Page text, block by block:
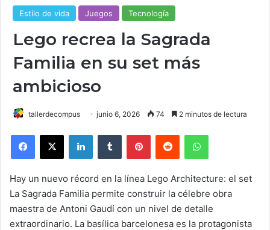
Estilo de vida Juegos Tecnología
Lego recrea la Sagrada
Familia en su set más
ambicioso
tallerdecompus junio 6, 2026 74 2 minutos de lectura
Hay un nuevo récord en la línea Lego Architecture: el set
La Sagrada Familia permite construir la célebre obra
maestra de Antoni Gaudí con un nivel de detalle
extraordinario. La basílica barcelonesa es la protagonista